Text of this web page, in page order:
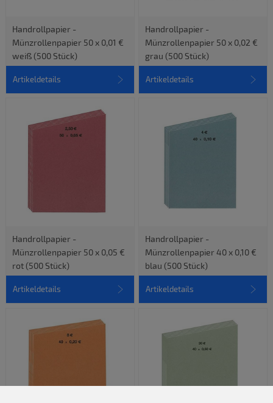
Handrollpapier -
Münzrollenpapier 50 x 0,01 €
weiß (500 Stück)
Artikeldetails
Handrollpapier -
Münzrollenpapier 50 x 0,02 €
grau (500 Stück)
Artikeldetails
Handrollpapier -
Münzrollenpapier 50 x 0,05 €
rot (500 Stück)
Artikeldetails
Handrollpapier -
Münzrollenpapier 40 x 0,10 €
blau (500 Stück)
Artikeldetails